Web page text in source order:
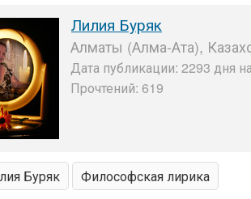
Лилия Буряк
Алматы (Алма-Ата),
Дата публикации: 2293 дня
Прочтений: 619
Буряк Философская лирика